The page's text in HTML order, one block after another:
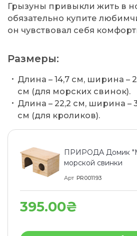
Грызуны привыкли жить в
обязательно купите
он чувствовал себя
Размеры:
Длина – 14,7 см, ширина –
см (для морских свинок).
Длина – 22,2 см, ширина –
см (для кроликов).
ПРИРОДА Домик
морской свинки
Арт PR001193
395.00₴